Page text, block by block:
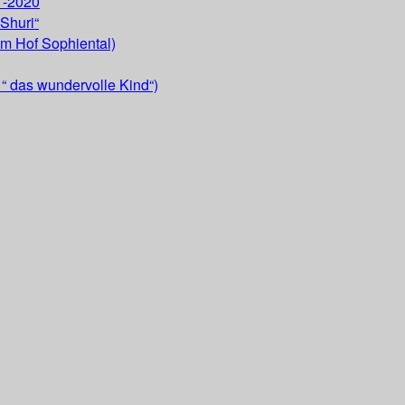
Hof Sophiental)
das wundervolle Kind“)